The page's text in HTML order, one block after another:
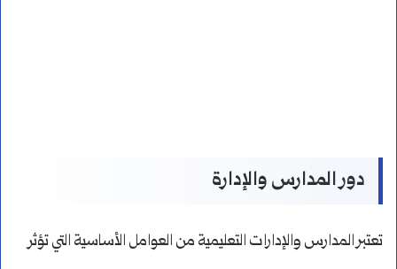
دور المدارس والإدارة
تعتبر المدارس والإدارات التعليمية من العوامل الأساسية التي تؤثر